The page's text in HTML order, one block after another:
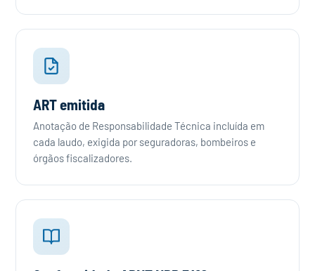
ART emitida
Anotação de Responsabilidade Técnica incluída em
cada laudo, exigida por seguradoras, bombeiros e
órgãos fiscalizadores.